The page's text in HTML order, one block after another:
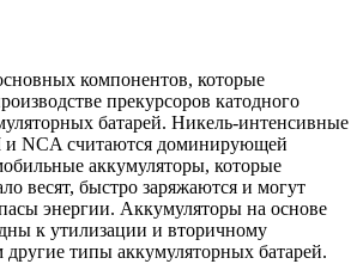
компонентов, которые
прекурсоров катодного
батарей. Никель-интенсивные
и NCA считаются доминирующей
аккумуляторы, которые
весят, быстро заряжаются и могут
энергии. Аккумуляторы на основе
к утилизации и вторичному
типы аккумуляторных батарей.